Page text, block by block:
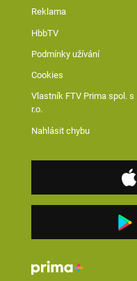
Reklama
HbbTV
Podmínky užívání
Cookies
Vlastník FTV Prima spol. s
r.o.
Nahlásit chybu